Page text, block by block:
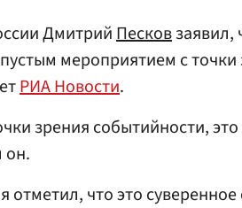
ДмитрийПесковзаявил,
мероприятием с точки
РИА Новости.
зрения событийности,
он.
отметил, что это